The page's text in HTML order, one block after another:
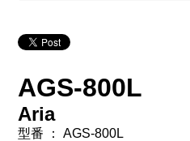
AGS-800L
Aria
型番 ： AGS-800L